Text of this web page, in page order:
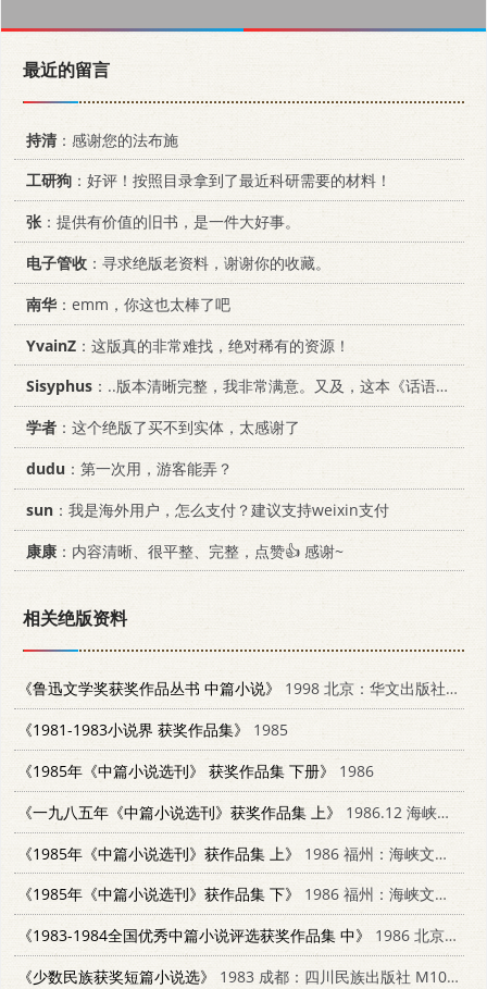
最近的留言
持清：感谢您的法布施
工研狗 ：好评！按照目录拿到了最近科研需要的材料！
张：提供有价值的旧书，是一件大好事。
电子管收 ：寻求绝版老资料，谢谢你的收藏。
南华：emm，你这也太棒了吧
YvainZ ：这版真的非常难找，绝对稀有的资源！
Sisyphus ：..版本清晰完整，我非常满意。又及，这本《话语的真相》...
学者 ：这个绝版了买不到实体，太感谢了
dudu ：第一次用，游客能弄？
sun ：我是海外用户，怎么支付？建议支持weixin支付
康康 ：内容清晰、很平整、完整，点赞👍 感谢~
相关绝版资料
《鲁迅文学奖获奖作品丛书 中篇小说》
1998 北京：华文出版社 7507507238
《1981-1983小说界 获奖作品集》
1985
《1985年《中篇小说选刊》 获奖作品集 下册》
1986
《一九八五年《中篇小说选刊》获奖作品集 上》
1986.12 海峡文艺出版社
《1985年《中篇小说选刊》获作品集 上》
1986 福州：海峡文艺出版社
《1985年《中篇小说选刊》获作品集 下》
1986 福州：海峡文艺出版社
《1983-1984全国优秀中篇小说评选获奖作品集 中》
1986 北京：作家出版社
《少数民族获奖短篇小说选》
1983 成都：四川民族出版社 M10140·67